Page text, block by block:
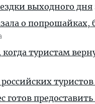
выходного дня
о
когда туристам
готов